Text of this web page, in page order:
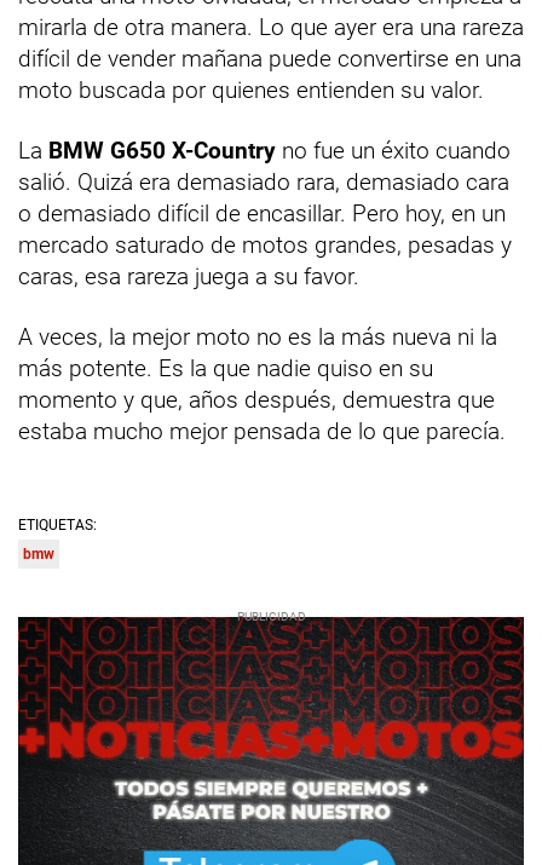
mirarla de otra manera. Lo que ayer era una rareza
difícil de vender mañana puede convertirse en una
moto buscada por quienes entienden su valor.
La BMW G650 X-Country no fue un éxito cuando
salió. Quizá era demasiado rara, demasiado cara
o demasiado difícil de encasillar. Pero hoy, en un
mercado saturado de motos grandes, pesadas y
caras, esa rareza juega a su favor.
A veces, la mejor moto no es la más nueva ni la
más potente. Es la que nadie quiso en su
momento y que, años después, demuestra que
estaba mucho mejor pensada de lo que parecía.
ETIQUETAS:
bmw